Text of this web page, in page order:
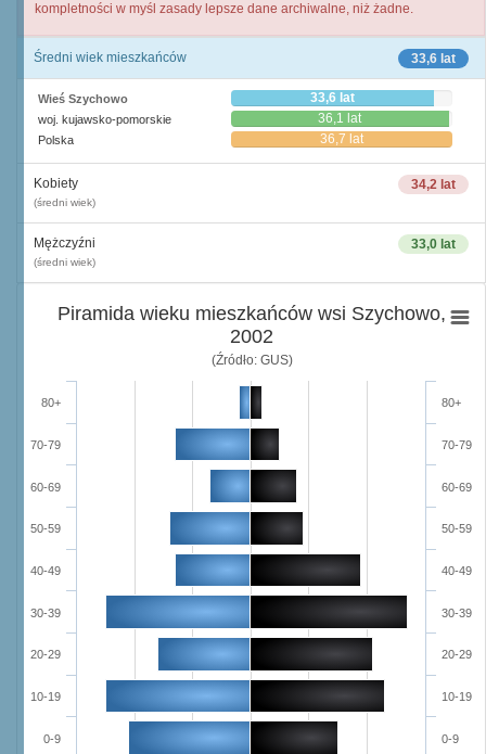
kompletności w myśl zasady lepsze dane archiwalne, niż żadne.
33,6 lat
Średni wiek mieszkańców
Wieś Szychowo 33,6 lat
woj. kujawsko-pomorskie 36,1 lat
Polska 36,7 lat
34,2 lat
Kobiety
(średni wiek)
33,0 lat
Mężczyźni
(średni wiek)
Piramida wieku mieszkańców wsi Szychowo,
2002
(Źródło: GUS)
0-9
10-19
20-29
30-39
40-49
50-59
60-69
70-79
80+
0-9
10-19
20-29
30-39
40-49
50-59
60-69
70-79
80+